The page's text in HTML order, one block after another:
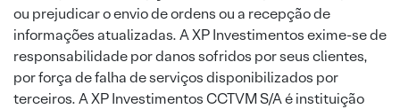
ou prejudicar o envio de ordens ou a recepção de
informações atualizadas. A XP Investimentos exime-se de
responsabilidade por danos sofridos por seus clientes,
por força de falha de serviços disponibilizados por
terceiros. A XP Investimentos CCTVM S/A é instituição